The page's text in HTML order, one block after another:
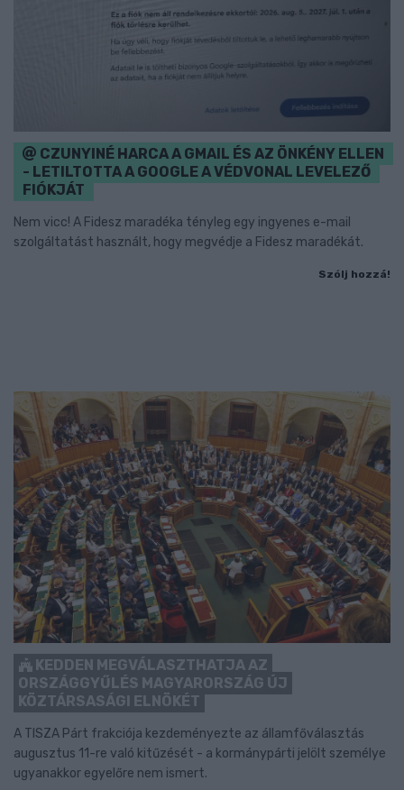
CZUNYINÉ HARCA A GMAIL ÉS AZ ÖNKÉNY ELLEN
- LETILTOTTA A GOOGLE A VÉDVONAL LEVELEZŐ
FIÓKJÁT
Nem vicc! A Fidesz maradéka tényleg egy ingyenes e-mail
szolgáltatást használt, hogy megvédje a Fidesz maradékát.
Szólj hozzá!
KEDDEN MEGVÁLASZTHATJA AZ
ORSZÁGGYŰLÉS MAGYARORSZÁG ÚJ
KÖZTÁRSASÁGI ELNÖKÉT
A TISZA Párt frakciója kezdeményezte az államfőválasztás
augusztus 11-re való kitűzését - a kormánypárti jelölt személye
ugyanakkor egyelőre nem ismert.